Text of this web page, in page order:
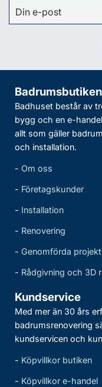
Badrumsbutiken
Badhuset består av
bygg och en e-
allt som gäller
och installation.
- Om oss
- Företagskunder
- Installation
- Renovering
- Genomförda projekt
- Rådgivning och 3D
Kundservice
Med mer än 30 års
badrumsrenovering
kundservicen och
- Köpvillkor butiken
- Köpvillkor e-handel